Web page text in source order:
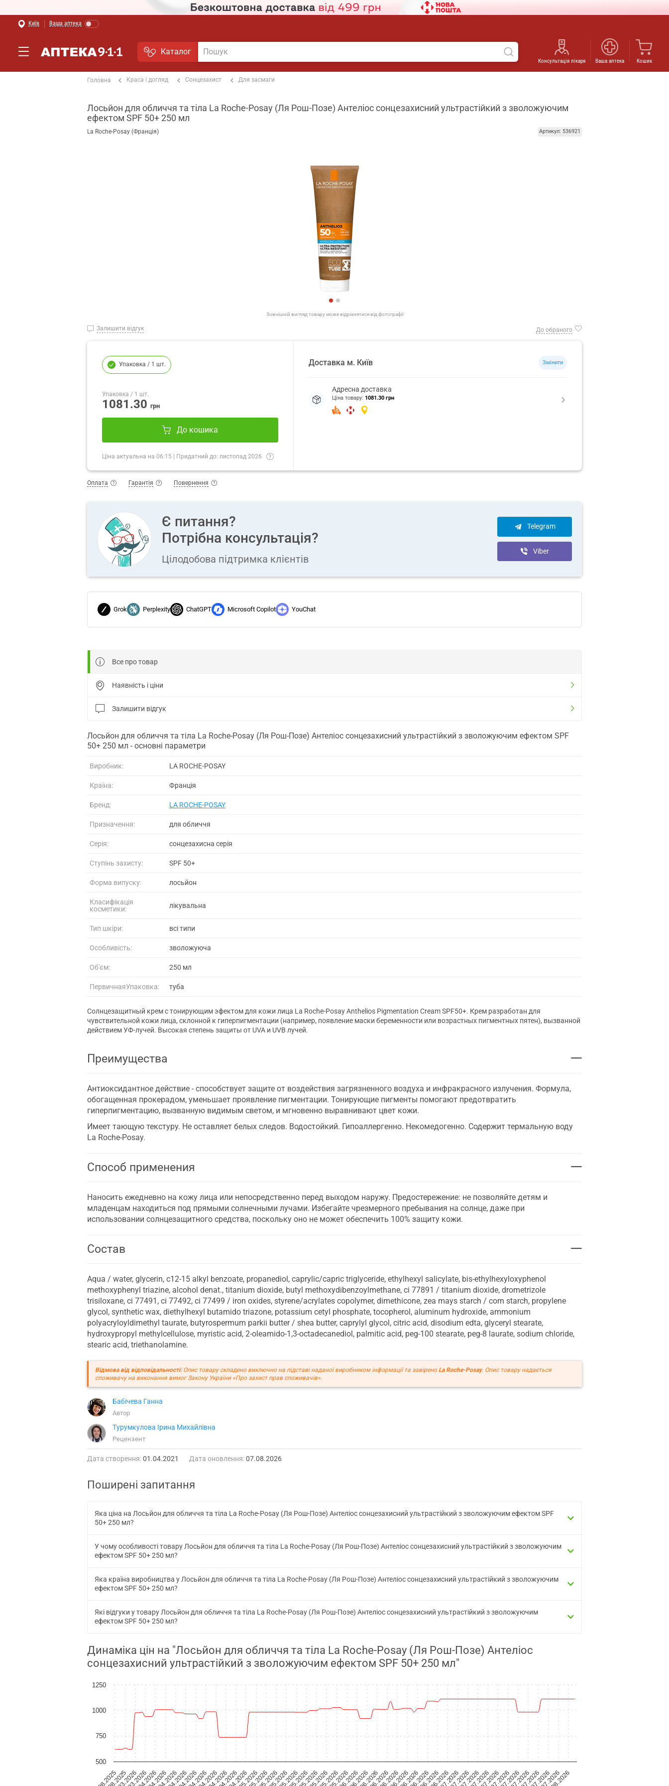
Київ Ваша аптека
Каталог
Консультація лікаря Ваша аптека Кошик
Головна Краса і догляд Сонцезахист Для засмаги
Лосьйон для обличчя та тіла La Roche-Posay (Ля Рош-Позе) Антеліос сонцезахисний ультрастійкий з зволожуючим
ефектом SPF 50+ 250 мл
La Roche-Posay (Франція) Артикул: 536921
Зовнішній вигляд товару може відрізнятися від фотографії
Залишити відгук До обраного
Упаковка / 1 шт.
Упаковка / 1 шт.
1081.30 грн
До кошика
Ціна актуальна на 06:15 | Придатний до: листопад 2026
Доставка м. Київ Змінити
Адресна доставка
Ціна товару: 1081.30 грн
Оплата Гарантія Повернення
Є питання?
Потрібна консультація?
Цілодобова підтримка клієнтів
Telegram
Viber
Grok Perplexity ChatGPT Microsoft Copilot YouChat
Все про товар
Наявність і ціни
Залишити відгук
Лосьйон для обличчя та тіла La Roche-Posay (Ля Рош-Позе) Антеліос сонцезахисний ультрастійкий з зволожуючим ефектом SPF
50+ 250 мл - основні параметри
Виробник: LA ROCHE-POSAY
Країна: Франція
Бренд: LA ROCHE-POSAY
Призначення: для обличчя
Серія: сонцезахисна серія
Ступінь захисту: SPF 50+
Форма випуску: лосьйон
Класифікація
косметики:
лікувальна
Тип шкіри: всі типи
Особливість: зволожуюча
Об'єм: 250 мл
ПервичнаяУпаковка: туба
Солнцезащитный крем с тонирующим эфектом для кожи лица La Roche-Posay Anthelios Pigmentation Cream SPF50+. Крем разработан для
чувствительной кожи лица, склонной к гиперпигментации (например, появление маски беременности или возрастных пигментных пятен), вызванной
действием УФ-лучей. Высокая степень защиты от UVA и UVB лучей.
Преимущества
Антиоксидантное действие - способствует защите от воздействия загрязненного воздуха и инфракрасного излучения. Формула,
обогащенная прокерадом, уменьшает проявление пигментации. Тонирующие пигменты помогают предотвратить
гиперпигментацию, вызванную видимым светом, и мгновенно выравнивают цвет кожи.
Имеет тающую текстуру. Не оставляет белых следов. Водостойкий. Гипоаллергенно. Некомедогенно. Содержит термальную воду
La Roche-Posay.
Способ применения
Наносить ежедневно на кожу лица или непосредственно перед выходом наружу. Предостережение: не позволяйте детям и
младенцам находиться под прямыми солнечными лучами. Избегайте чрезмерного пребывания на солнце, даже при
использовании солнцезащитного средства, поскольку оно не может обеспечить 100% защиту кожи.
Состав
Аqua / water, glycerin, c12-15 alkyl benzoate, propanediol, caprylic/capric triglyceride, ethylhexyl salicylate, bis-ethylhexyloxyphenol
methoxyphenyl triazine, alcohol denat., titanium dioxide, butyl methoxydibenzoylmethane, ci 77891 / titanium dioxide, drometrizole
trisiloxane, ci 77491, ci 77492, ci 77499 / iron oxides, styrene/acrylates copolymer, dimethicone, zea mays starch / corn starch, propylene
glycol, synthetic wax, diethylhexyl butamido triazone, potassium cetyl phosphate, tocopherol, aluminum hydroxide, ammonium
polyacryloyldimethyl taurate, butyrospermum parkii butter / shea butter, caprylyl glycol, citric acid, disodium edta, glyceryl stearate,
hydroxypropyl methylcellulose, myristic acid, 2-oleamido-1,3-octadecanediol, palmitic acid, peg-100 stearate, peg-8 laurate, sodium chloride,
stearic acid, triethanolamine.
Відмова від відповідальності:Опис товару складено виключно на підставі наданої виробником інформації та завірено La Roche-Posay. Опис товару надається
споживачу на виконання вимог Закону України «Про захист прав споживачів».
Бабічева Ганна
Автор
Турумкулова Ірина Михайлівна
Рецензент
Дата створення:01.04.2021 Дата оновлення:07.08.2026
Поширені запитання
Яка ціна на Лосьйон для обличчя та тіла La Roche-Posay (Ля Рош-Позе) Антеліос сонцезахисний ультрастійкий з зволожуючим ефектом SPF
50+ 250 мл?
У чому особливості товару Лосьйон для обличчя та тіла La Roche-Posay (Ля Рош-Позе) Антеліос сонцезахисний ультрастійкий з зволожуючим
ефектом SPF 50+ 250 мл?
Яка країна виробництва у Лосьйон для обличчя та тіла La Roche-Posay (Ля Рош-Позе) Антеліос сонцезахисний ультрастійкий з зволожуючим
ефектом SPF 50+ 250 мл?
Які відгуки у товару Лосьйон для обличчя та тіла La Roche-Posay (Ля Рош-Позе) Антеліос сонцезахисний ультрастійкий з зволожуючим
ефектом SPF 50+ 250 мл?
Динаміка цін на "Лосьйон для обличчя та тіла La Roche-Posay (Ля Рош-Позе) Антеліос
сонцезахисний ультрастійкий з зволожуючим ефектом SPF 50+ 250 мл"
1000
500
750
1250